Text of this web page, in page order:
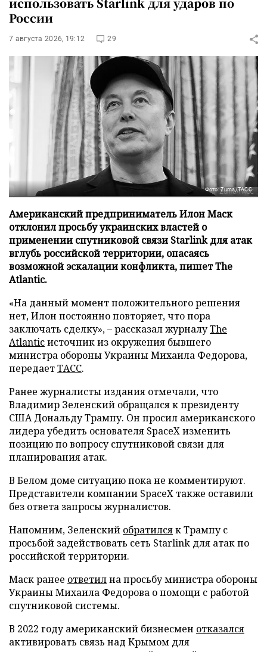
России
7 августа 2026, 19:12 29
Фото: Zuma/ТАСС
Американский предприниматель Илон Маск
отклонил просьбу украинских властей о
применении спутниковой связи Starlink для атак
вглубь российской территории, опасаясь
возможной эскалации конфликта, пишет The
Atlantic.
«На данный момент положительного решения
нет, Илон постоянно повторяет, что пора
заключать сделку», – рассказал журналуThe
Atlanticисточник из окружения бывшего
министра обороны Украины Михаила Федорова,
передаетТАСС.
Ранее журналисты издания отмечали, что
Владимир Зеленский обращался к президенту
США Дональду Трампу. Он просил американского
лидера убедить основателя SpaceX изменить
позицию по вопросу спутниковой связи для
планирования атак.
В Белом доме ситуацию пока не комментируют.
Представители компании SpaceX также оставили
без ответа запросы журналистов.
Напомним, Зеленский обратилсяк Трампу с
просьбой задействовать сеть Starlink для атак по
российской территории.
Маск ранее ответилна просьбу министра обороны
Украины Михаила Федорова о помощи с работой
спутниковой системы.
В 2022 году американский бизнесмен отказался
активировать связь над Крымом для